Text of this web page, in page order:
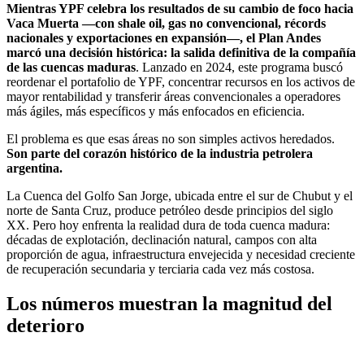
Mientras YPF celebra los resultados de su cambio de foco hacia
Vaca Muerta —con shale oil, gas no convencional, récords
nacionales y exportaciones en expansión—, el Plan Andes
marcó una decisión histórica: la salida definitiva de la compañía
de las cuencas maduras. Lanzado en 2024, este programa buscó
reordenar el portafolio de YPF, concentrar recursos en los activos de
mayor rentabilidad y transferir áreas convencionales a operadores
más ágiles, más específicos y más enfocados en eficiencia.
El problema es que esas áreas no son simples activos heredados.
Son parte del corazón histórico de la industria petrolera
argentina.
La Cuenca del Golfo San Jorge, ubicada entre el sur de Chubut y el
norte de Santa Cruz, produce petróleo desde principios del siglo
XX. Pero hoy enfrenta la realidad dura de toda cuenca madura:
décadas de explotación, declinación natural, campos con alta
proporción de agua, infraestructura envejecida y necesidad creciente
de recuperación secundaria y terciaria cada vez más costosa.
Los números muestran la magnitud del
deterioro